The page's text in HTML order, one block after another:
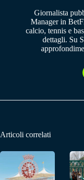
Giornalista
Manager in
calcio, tennis e
dettagli. Su
Articoli correlati